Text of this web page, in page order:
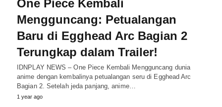
One Piece Kembali
Mengguncang: Petualangan
Baru di Egghead Arc Bagian 2
Terungkap dalam Trailer!
IDNPLAY NEWS – One Piece Kembali Mengguncang dunia
anime dengan kembalinya petualangan seru di Egghead Arc
Bagian 2. Setelah jeda panjang, anime…
1 year ago